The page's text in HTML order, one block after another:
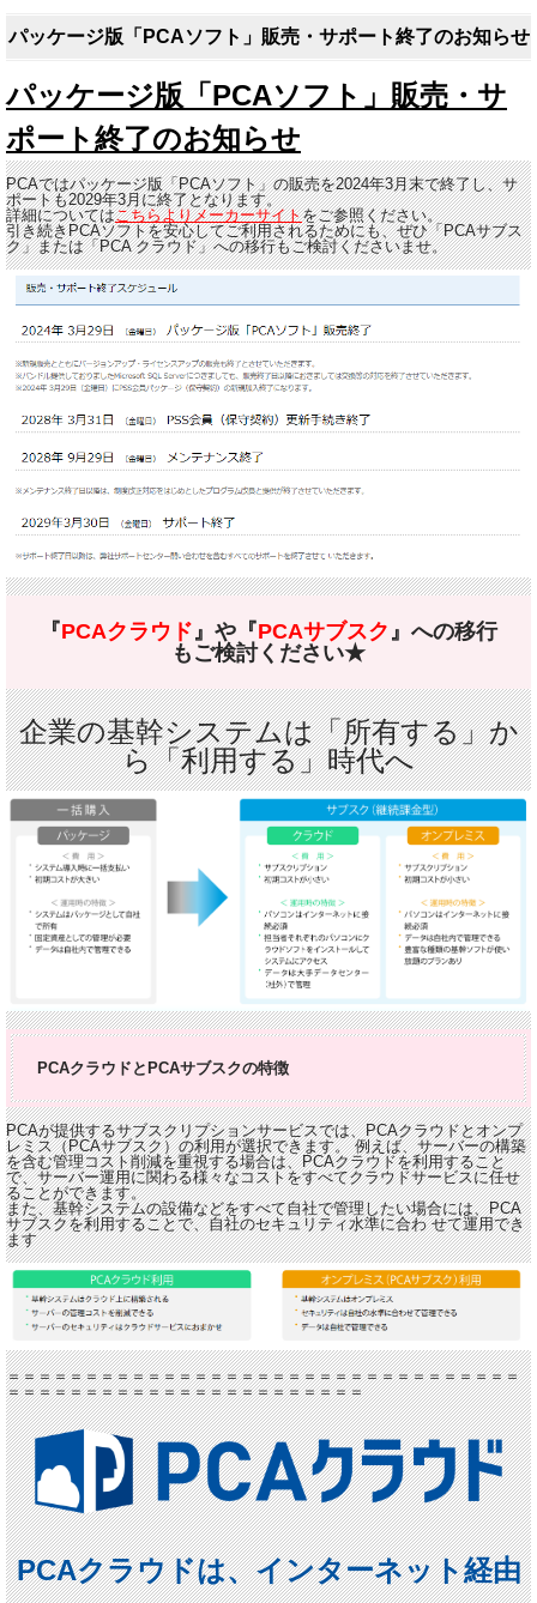
パッケージ版「PCAソフト」販売・サポート終了のお知らせ
パッケージ版「PCAソフト」販売・サ
ポート終了のお知らせ
PCAではパッケージ版「PCAソフト」の販売を2024年3月末で終了し、サ
ポートも2029年3月に終了となります。
詳細についてはこちらよりメーカーサイトをご参照ください。
引き続きPCAソフトを安心してご利用されるためにも、ぜひ「PCAサブス
ク」または「PCA クラウド」への移行もご検討くださいませ。
『PCAクラウド 』や『PCAサブスク 』への移行
もご検討ください★
企業の基幹システムは「所有する」か
ら「利用する」時代へ
PCAクラウドとPCAサブスクの特徴
PCAが提供するサブスクリプションサービスでは、PCAクラウドとオンプ
レミス（PCAサブスク）の利用が選択できます。 例えば、サーバーの構築
を含む管理コスト削減を重視する場合は、PCAクラウドを利用すること
で、サーバー運用に関わる様々なコストをすべてクラウドサービスに任せ
ることができます。
また、基幹システムの設備などをすべて自社で管理したい場合には、PCA
サブスクを利用することで、自社のセキュリティ水準に合わ せて運用でき
ます
＝＝＝＝＝＝＝＝＝＝＝＝＝＝＝＝＝＝＝＝＝＝＝＝＝＝＝＝＝＝＝＝＝
＝＝＝＝＝＝＝＝＝＝＝＝＝＝＝＝＝＝＝＝＝＝＝
PCAクラウドは、インターネット経由